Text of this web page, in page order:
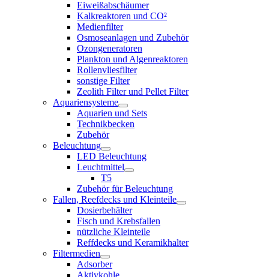
Eiweißabschäumer
Kalkreaktoren und CO²
Medienfilter
Osmoseanlagen und Zubehör
Ozongeneratoren
Plankton und Algenreaktoren
Rollenvliesfilter
sonstige Filter
Zeolith Filter und Pellet Filter
Aquariensysteme
Aquarien und Sets
Technikbecken
Zubehör
Beleuchtung
LED Beleuchtung
Leuchtmittel
T5
Zubehör für Beleuchtung
Fallen, Reefdecks und Kleinteile
Dosierbehälter
Fisch und Krebsfallen
nützliche Kleinteile
Reffdecks und Keramikhalter
Filtermedien
Adsorber
Aktivkohle